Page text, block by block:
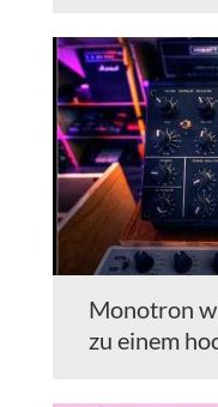
Monotron
zu einem